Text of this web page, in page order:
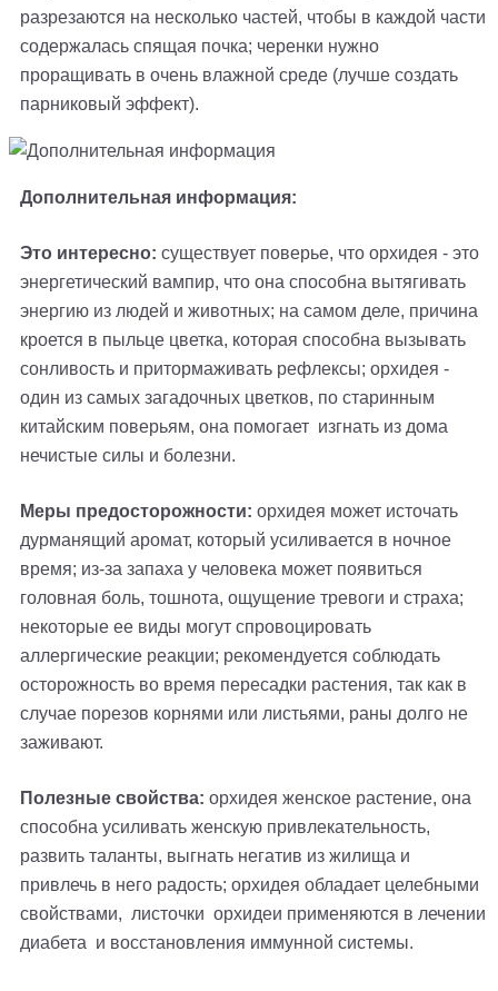
разрезаются на несколько частей, чтобы в каждой части
содержалась спящая почка; черенки нужно
проращивать в очень влажной среде (лучше создать
парниковый эффект).
Дополнительная информация:
Это интересно: существует поверье, что орхидея - это
энергетический вампир, что она способна вытягивать
энергию из людей и животных; на самом деле, причина
кроется в пыльце цветка, которая способна вызывать
сонливость и притормаживать рефлексы; орхидея -
один из самых загадочных цветков, по старинным
китайским поверьям, она помогает изгнать из дома
нечистые силы и болезни.
Меры предосторожности: орхидея может источать
дурманящий аромат, который усиливается в ночное
время; из-за запаха у человека может появиться
головная боль, тошнота, ощущение тревоги и страха;
некоторые ее виды могут спровоцировать
аллергические реакции; рекомендуется соблюдать
осторожность во время пересадки растения, так как в
случае порезов корнями или листьями, раны долго не
заживают.
Полезные свойства: орхидея женское растение, она
способна усиливать женскую привлекательность,
развить таланты, выгнать негатив из жилища и
привлечь в него радость; орхидея обладает целебными
свойствами, листочки орхидеи применяются в лечении
диабета и восстановления иммунной системы.